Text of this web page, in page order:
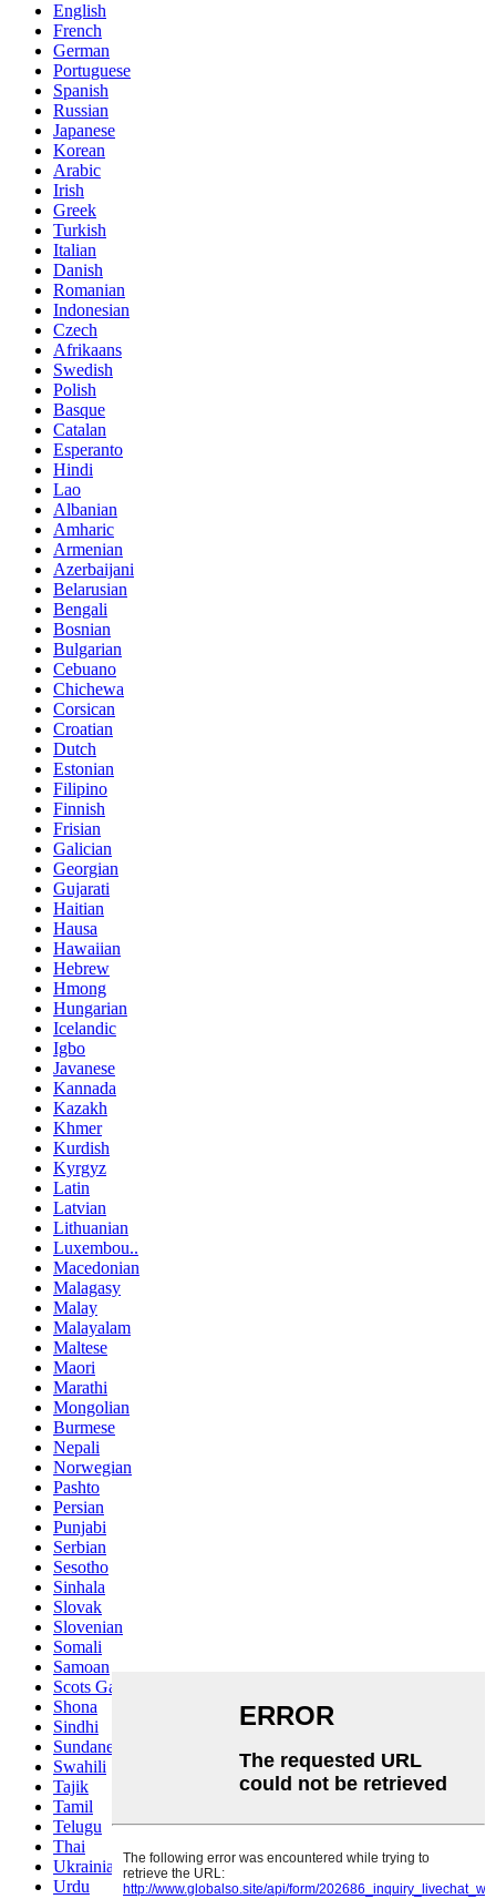
English
French
German
Portuguese
Spanish
Russian
Japanese
Korean
Arabic
Irish
Greek
Turkish
Italian
Danish
Romanian
Indonesian
Czech
Afrikaans
Swedish
Polish
Basque
Catalan
Esperanto
Hindi
Lao
Albanian
Amharic
Armenian
Azerbaijani
Belarusian
Bengali
Bosnian
Bulgarian
Cebuano
Chichewa
Corsican
Croatian
Dutch
Estonian
Filipino
Finnish
Frisian
Galician
Georgian
Gujarati
Haitian
Hausa
Hawaiian
Hebrew
Hmong
Hungarian
Icelandic
Igbo
Javanese
Kannada
Kazakh
Khmer
Kurdish
Kyrgyz
Latin
Latvian
Lithuanian
Luxembou..
Macedonian
Malagasy
Malay
Malayalam
Maltese
Maori
Marathi
Mongolian
Burmese
Nepali
Norwegian
Pashto
Persian
Punjabi
Serbian
Sesotho
Sinhala
Slovak
Slovenian
Somali
Samoan
Scots Gaelic
Shona
Sindhi
Sundanese
Swahili
Tajik
Tamil
Telugu
Thai
Ukrainian
Urdu